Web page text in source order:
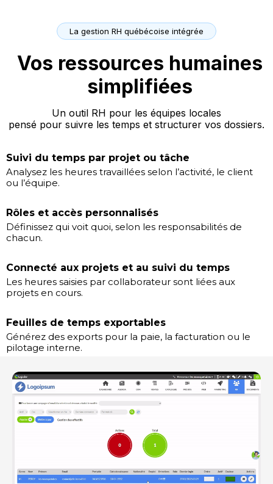
La gestion RH québécoise intégrée
Vos ressources humaines
simplifiées
Un outil RH pour les équipes locales
pensé pour suivre les temps et structurer vos dossiers.
Suivi du temps par projet ou tâche
Analysez les heures travaillées selon l’activité, le client
ou l’équipe.
Rôles et accès personnalisés
Définissez qui voit quoi, selon les responsabilités de
chacun.
Connecté aux projets et au suivi du temps
Les heures saisies par collaborateur sont liées aux
projets en cours.
Feuilles de temps exportables
Générez des exports pour la paie, la facturation ou le
pilotage interne.